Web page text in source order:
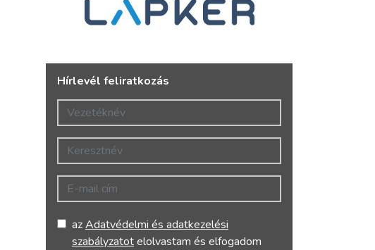
Hírlevél feliratkozás
Vezetéknév
Keresztnév
E-mail cím
azAdatvédelmi és adatkezelési
szabályzatotelolvastam és elfogadom